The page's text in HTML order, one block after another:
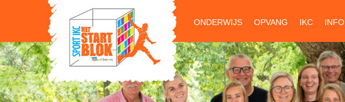
ONDERWIJS OPVANG IKC INFO